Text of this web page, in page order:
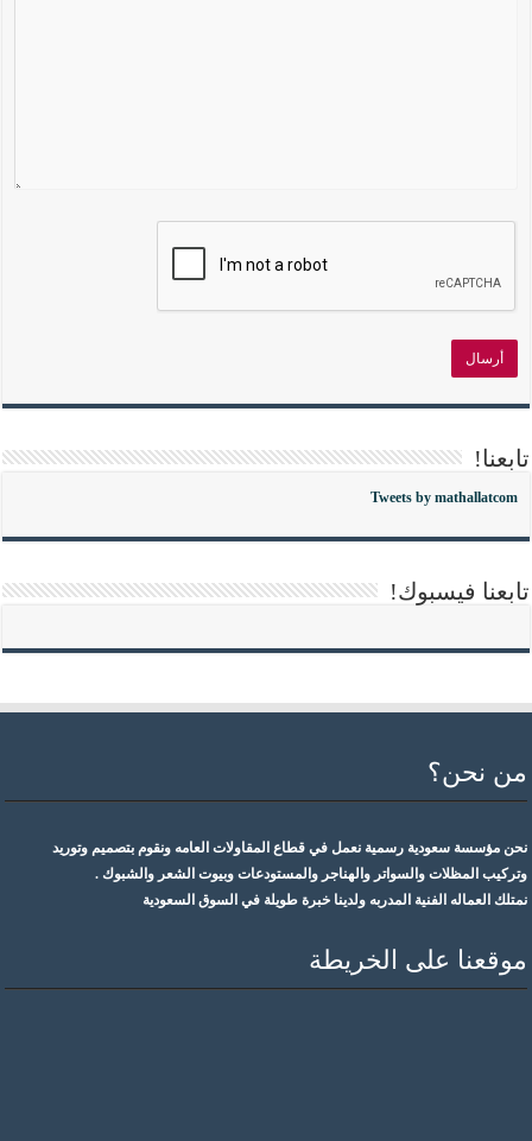
تابعنا!
Tweets by mathallatcom
تابعنا فيسبوك!
من نحن؟
نحن مؤسسة سعودية رسمية نعمل في قطاع المقاولات العامه ونقوم بتصميم وتوريد
وتركيب المظلات والسواتر والهناجر والمستودعات وبيوت الشعر والشبوك .
نمتلك العماله الفنية المدربه ولدينا خبرة طويلة في السوق السعودية
موقعنا على الخريطة